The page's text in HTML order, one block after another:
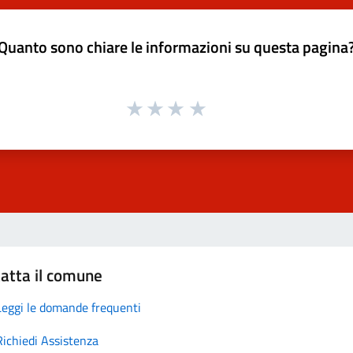
sono chiare le informazioni su questa
il comune
le domande frequenti
Assistenza